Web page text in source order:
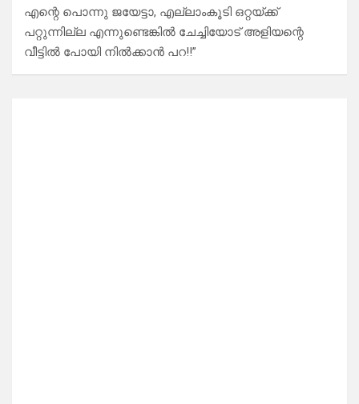
എന്റെ പൊന്നു ജയേട്ടാ, എല്ലാംകൂടി ഒറ്റയ്ക്ക്
പറ്റുന്നില്ല എന്നുണ്ടെങ്കിൽ ചേച്ചിയോട് അളിയന്റെ
വീട്ടിൽ പോയി നിൽക്കാൻ പറ!!”